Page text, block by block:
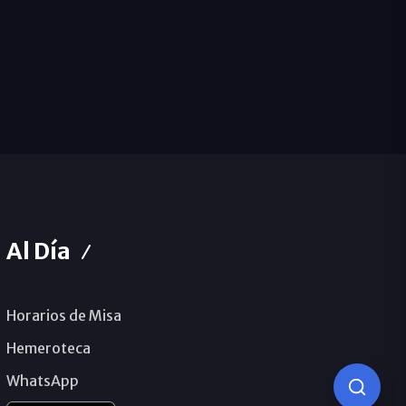
Al Día
Horarios de Misa
Hemeroteca
WhatsApp